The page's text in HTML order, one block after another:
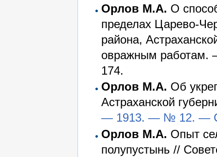
Орлов М.А. О
пределах Царево-
района,
овражным работам.
174.
Орлов М.А. Об
Астраханской
— 1913. — № 12. —
Орлов М.А. Опыт
полупустынь //